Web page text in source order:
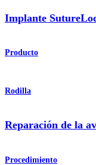
Implante
Producto
Rodilla
Reparación de la
Procedimiento